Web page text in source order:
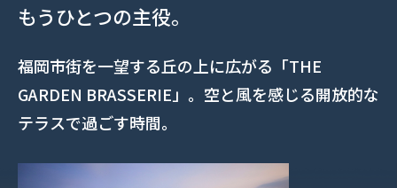
もうひとつの主役。
福岡市街を一望する丘の上に広がる「THE
GARDEN BRASSERIE」。空と風を感じる開放的な
テラスで過ごす時間。